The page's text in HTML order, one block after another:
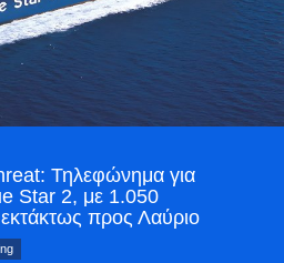
Τηλεφώνημα για
Star 2, με 1.050
εκτάκτως προς Λαύριο